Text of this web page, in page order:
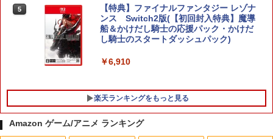
5
【特典】ファイナルファンタジー レゾナ
ンス Switch2版(【初回封入特典】魔導
船＆かけだし騎士の応援パック・かけだ
し騎士のスタートダッシュパック)
￥6,910
楽天ランキングをもっと見る
Amazon ゲーム/アニメ ランキング